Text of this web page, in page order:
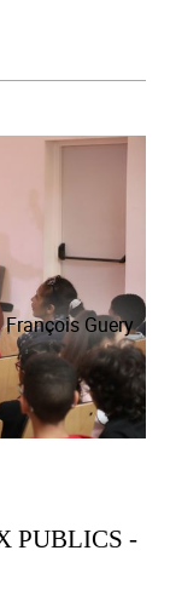
François Guery
PUBLICS -